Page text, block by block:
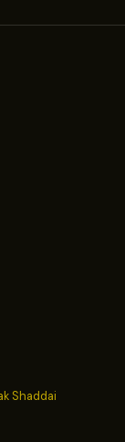
Shaddai